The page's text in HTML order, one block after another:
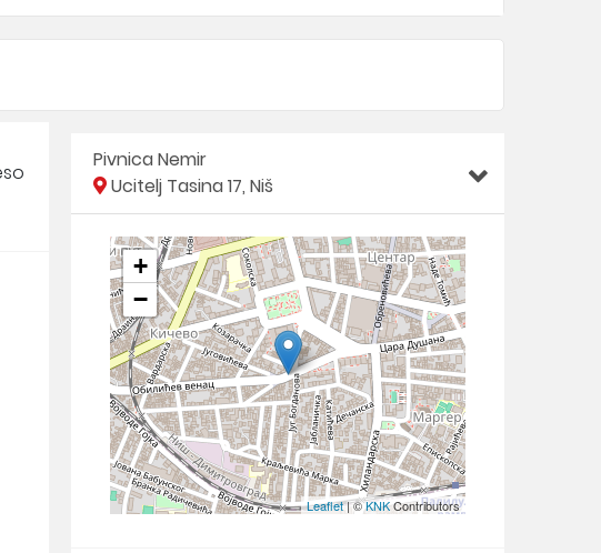
Pivnica Nemir
Ucitelj Tasina 17, Niš
+
−
Leaflet| ©KNKContributors